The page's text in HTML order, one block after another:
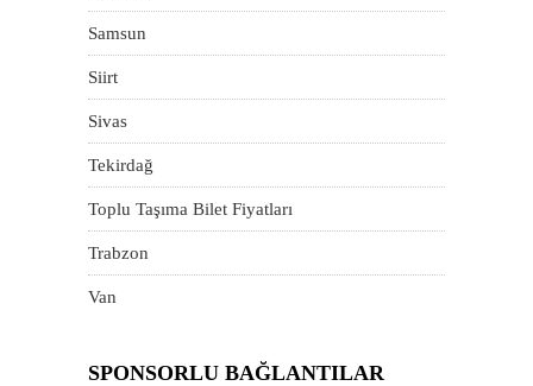
Samsun
Siirt
Sivas
Tekirdağ
Toplu Taşıma Bilet Fiyatları
Trabzon
Van
SPONSORLU BAĞLANTILAR